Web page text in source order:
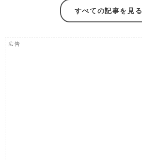
すべての記事を見る
広告